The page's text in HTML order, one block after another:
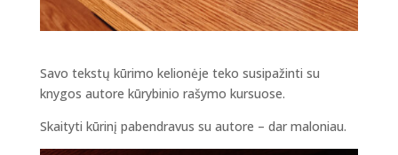
Savo tekstų kūrimo kelionėje teko susipažinti su
knygos autore kūrybinio rašymo kursuose.
Skaityti kūrinį pabendravus su autore – dar maloniau.